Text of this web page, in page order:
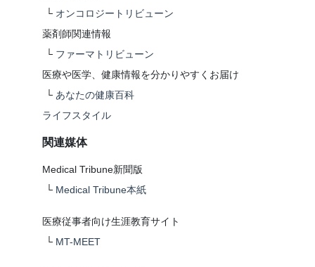
└ オンコロジートリビューン
薬剤師関連情報
└ ファーマトリビューン
医療や医学、健康情報を分かりやすくお届け
└ あなたの健康百科
ライフスタイル
関連媒体
Medical Tribune新聞版
└ Medical Tribune本紙
医療従事者向け生涯教育サイト
└ MT-MEET